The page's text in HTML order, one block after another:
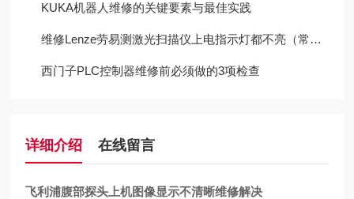
KUKA机器人维修的关键要素与最佳实践
维修Lenze劳易测激光扫描仪上电指示灯都不亮（常年修此故障）
西门子PLC控制器维修前必须做的3项检查
详细介绍 在线留言
飞利浦腹部探头上机图像显示不清晰维修解决